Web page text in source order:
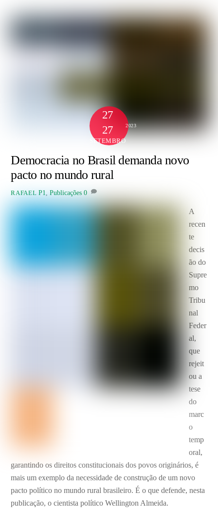
27
27
SETEMBRO
2023
Democracia no Brasil demanda novo
pacto no mundo rural
RAFAEL P1 ,Publicações 0
A
recen
te
decis
ão do
Supre
mo
Tribu
nal
Feder
al,
que
rejeit
ou a
tese
do
marc
o
temp
oral,
garantindo os direitos constitucionais dos povos originários, é
mais um exemplo da necessidade de construção de um novo
pacto político no mundo rural brasileiro. É o que defende, nesta
publicação, o cientista político Wellington Almeida.